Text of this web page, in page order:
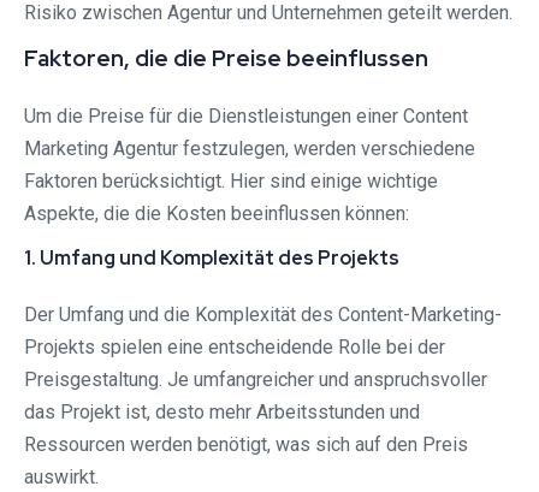
Risiko zwischen Agentur und Unternehmen geteilt werden.
Faktoren, die die Preise beeinflussen
Um die Preise für die Dienstleistungen einer Content
Marketing Agentur festzulegen, werden verschiedene
Faktoren berücksichtigt. Hier sind einige wichtige
Aspekte, die die Kosten beeinflussen können:
1. Umfang und Komplexität des Projekts
Der Umfang und die Komplexität des Content-Marketing-
Projekts spielen eine entscheidende Rolle bei der
Preisgestaltung. Je umfangreicher und anspruchsvoller
das Projekt ist, desto mehr Arbeitsstunden und
Ressourcen werden benötigt, was sich auf den Preis
auswirkt.